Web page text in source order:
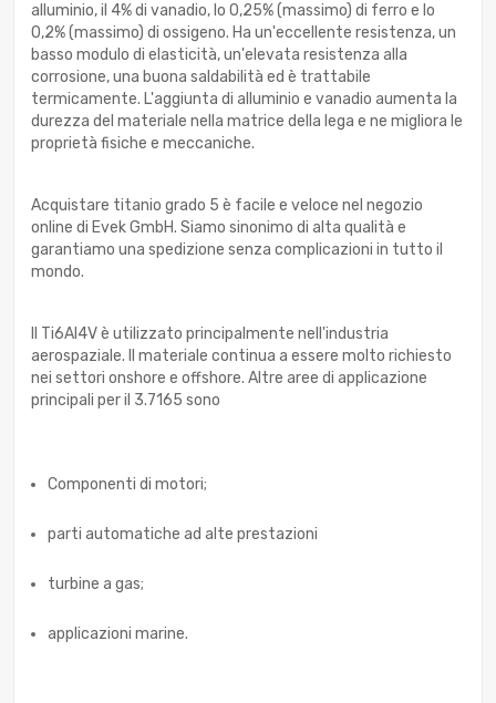
alluminio, il 4% di vanadio, lo 0,25% (massimo) di ferro e lo
0,2% (massimo) di ossigeno. Ha un'eccellente resistenza, un
basso modulo di elasticità, un'elevata resistenza alla
corrosione, una buona saldabilità ed è trattabile
termicamente. L'aggiunta di alluminio e vanadio aumenta la
durezza del materiale nella matrice della lega e ne migliora le
proprietà fisiche e meccaniche.
Acquistare titanio grado 5 è facile e veloce nel negozio
online di Evek GmbH. Siamo sinonimo di alta qualità e
garantiamo una spedizione senza complicazioni in tutto il
mondo.
Il Ti6Al4V è utilizzato principalmente nell'industria
aerospaziale. Il materiale continua a essere molto richiesto
nei settori onshore e offshore. Altre aree di applicazione
principali per il 3.7165 sono
Componenti di motori;
parti automatiche ad alte prestazioni
turbine a gas;
applicazioni marine.